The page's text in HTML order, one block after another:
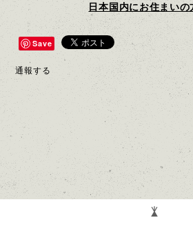
日本国内にお住まいの
Save
通報する